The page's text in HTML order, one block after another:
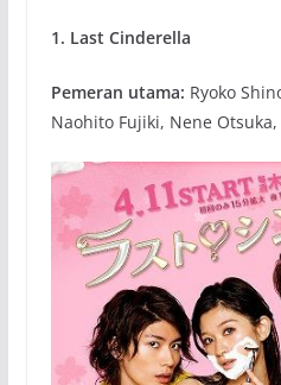
1. Last Cinderella
Pemeran utama: Ryoko
Naohito Fujiki, Nene